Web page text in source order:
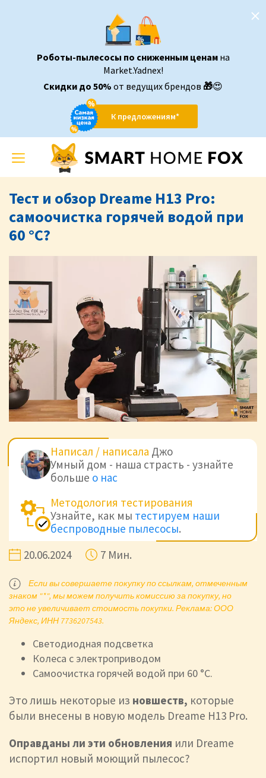
Роботы-пылесосы по сниженным ценам на
Market.Yadnex!
Скидки до 50% от ведущих брендов 🎁😍
К предложениям*
Toggle
navigation
Тест и обзор Dreame H13 Pro:
самоочистка горячей водой при
60 °C?
Написал / написала Джо
Умный дом - наша страсть - узнайте
больше о нас
Методология тестирования
Узнайте, как мы тестируем наши
беспроводные пылесосы.
20.06.2024
7 Мин.
Если вы совершаете покупку по ссылкам, отмеченным
знаком "*", мы можем получить комиссию за покупку, но
это не увеличивает стоимость покупки. Реклама: ООО
Яндекс, ИНН 7736207543.
Светодиодная подсветка
Колеса с электроприводом
Самоочистка горячей водой при 60 °C.
Это лишь некоторые из новшеств, которые
были внесены в новую модель Dreame H13 Pro.
Оправданы ли эти обновления или Dreame
испортил новый моющий пылесос?